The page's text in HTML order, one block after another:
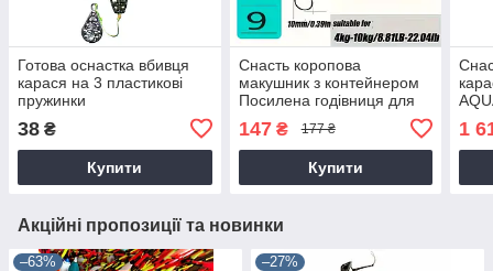
Готова оснастка вбивця
карася на 3 пластикові
пружинки
38 ₴
Купити
Снасть коропова
макушник з контейнером
Посилена годівниця для
автоматично
перевертається під час
закидання
147₴ 177 ₴
Купити
1
Акційні пропозиції та новинки
–63% –27%